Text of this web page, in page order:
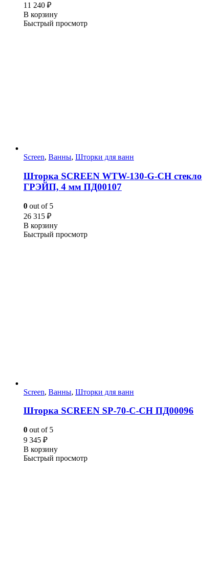
11 240 ₽
В корзину
Быстрый просмотр
Screen, Ванны, Шторки для ванн
Шторка SCREEN WTW-130-G-CH стекло
ГРЭЙП, 4 мм ПД00107
0 out of 5
26 315 ₽
В корзину
Быстрый просмотр
Screen, Ванны, Шторки для ванн
Шторка SCREEN SP-70-С-CH ПД00096
0 out of 5
9 345 ₽
В корзину
Быстрый просмотр